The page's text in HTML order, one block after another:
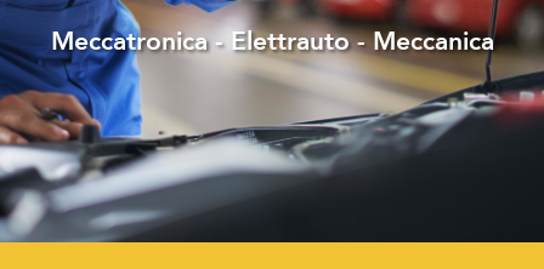
Meccatronica - Elettrauto - Meccanica